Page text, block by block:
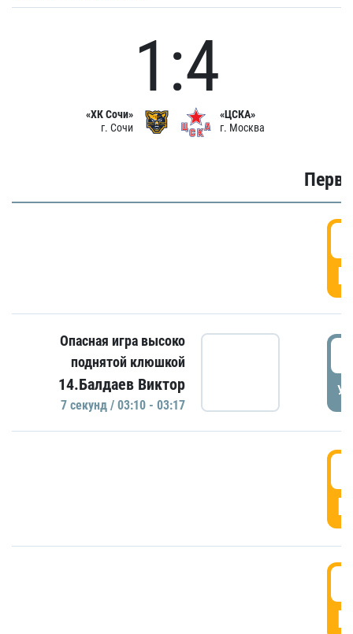
«ХК Сочи»
г. Сочи
1:4
«ЦСКА»
г. Москва
Опасная игра высоко
поднятой клюшкой
14.Балдаев Виктор
7 секунд / 03:10 - 03:17